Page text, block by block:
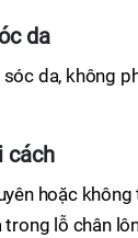
da
da, không
cách
hoặc
trong lỗ chân